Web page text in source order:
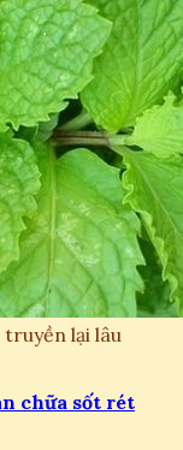
lại lâu
chữa sốt rét